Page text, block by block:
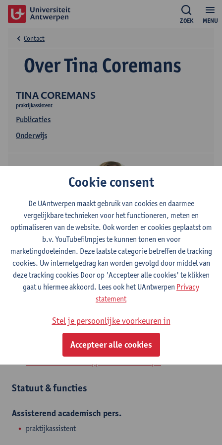
MENU
ZOEK
TINA COREMANS
praktijkassistent
Publicaties
Onderwijs
Over Tina Coremans
Contact
Contact
Campus Drie Eiken
Toon e-mailadres
Universiteitsplein 1
Statuut & functies
Assisterend academisch pers.
praktijkassistent
Cookie consent
De UAntwerpen maakt gebruik van cookies en daarmee
vergelijkbare technieken voor het functioneren, meten en
optimaliseren van de website. Ook worden er cookies geplaatst om
b.v. YouTubefilmpjes te kunnen tonen en voor
marketingdoeleinden. Deze laatste categorie betreffen de tracking
cookies. Uw internetgedrag kan worden gevolgd door middel van
deze tracking cookies Door op 'Accepteer alle cookies' te klikken
gaat u hiermee akkoord. Lees ook het UAntwerpen Privacy
statement
Stel je persoonlijke voorkeuren in
Accepteer alle cookies